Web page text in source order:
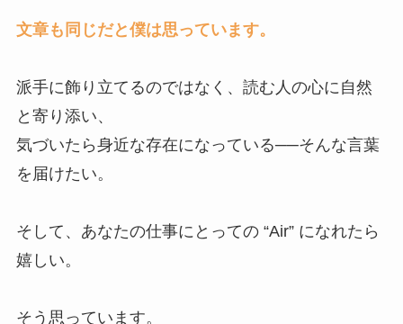
文章も同じだと僕は思っています。
派手に飾り立てるのではなく、読む人の心に自然
と寄り添い、
気づいたら身近な存在になっている──そんな言葉
を届けたい。
そして、あなたの仕事にとっての “Air” になれたら
嬉しい。
そう思っています。